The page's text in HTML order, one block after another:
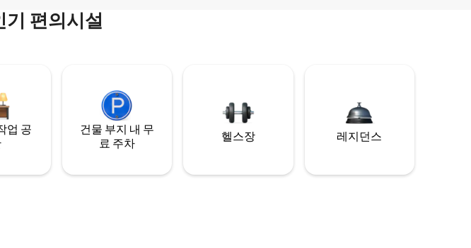
기 편의시설
업 공
건물 부지 내 무
료 주차
헬스장 레지던스